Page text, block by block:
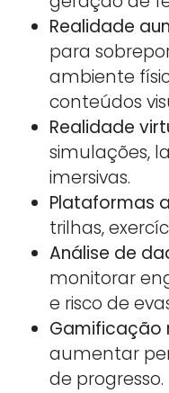
Realidade
para
ambiente
conteúdos
Realidade
simulações,
imersivas.
Plataformas
trilhas,
Análise de
monitorar
e risco de
Gamificação
aumentar
de progresso.